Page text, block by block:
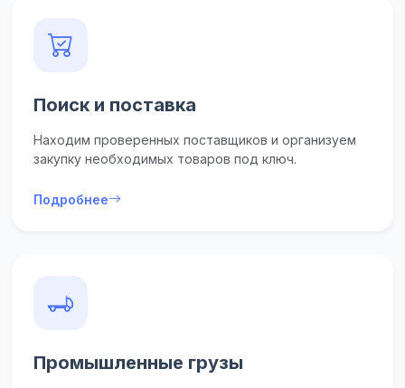
Поиск и поставка
Находим проверенных поставщиков и организуем
закупку необходимых товаров под ключ.
Подробнее
Промышленные грузы